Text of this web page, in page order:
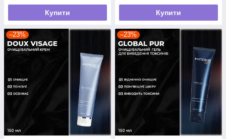
Купити Купити
–23% –23%